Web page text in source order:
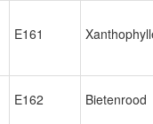
E161
E162 Bietenrood